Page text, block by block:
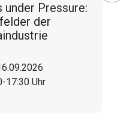
Pressure:
der
17:30 Uhr